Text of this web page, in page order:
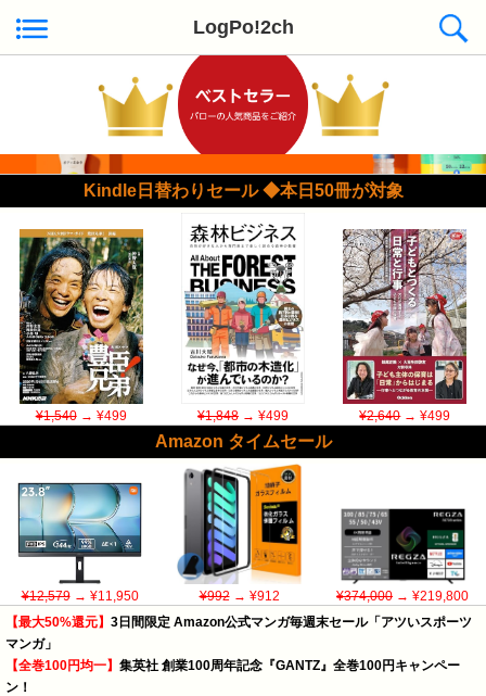
LogPo!2ch
Kindle日替わりセール ◆本日50冊が対象
¥1,540→ ¥499 ¥1,848→ ¥499 ¥2,640→ ¥499
Amazon タイムセール
¥12,579→ ¥11,950 ¥992→ ¥912 ¥374,000 → ¥219,800
【最大50%還元】 3日間限定 Amazon公式マンガ毎週末セール「アツいスポーツ
マンガ」
【全巻100円均一】 集英社 創業100周年記念『GANTZ』全巻100円キャンペー
ン！